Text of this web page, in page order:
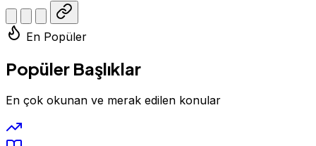
En Popüler
Popüler Başlıklar
En çok okunan ve merak edilen konular